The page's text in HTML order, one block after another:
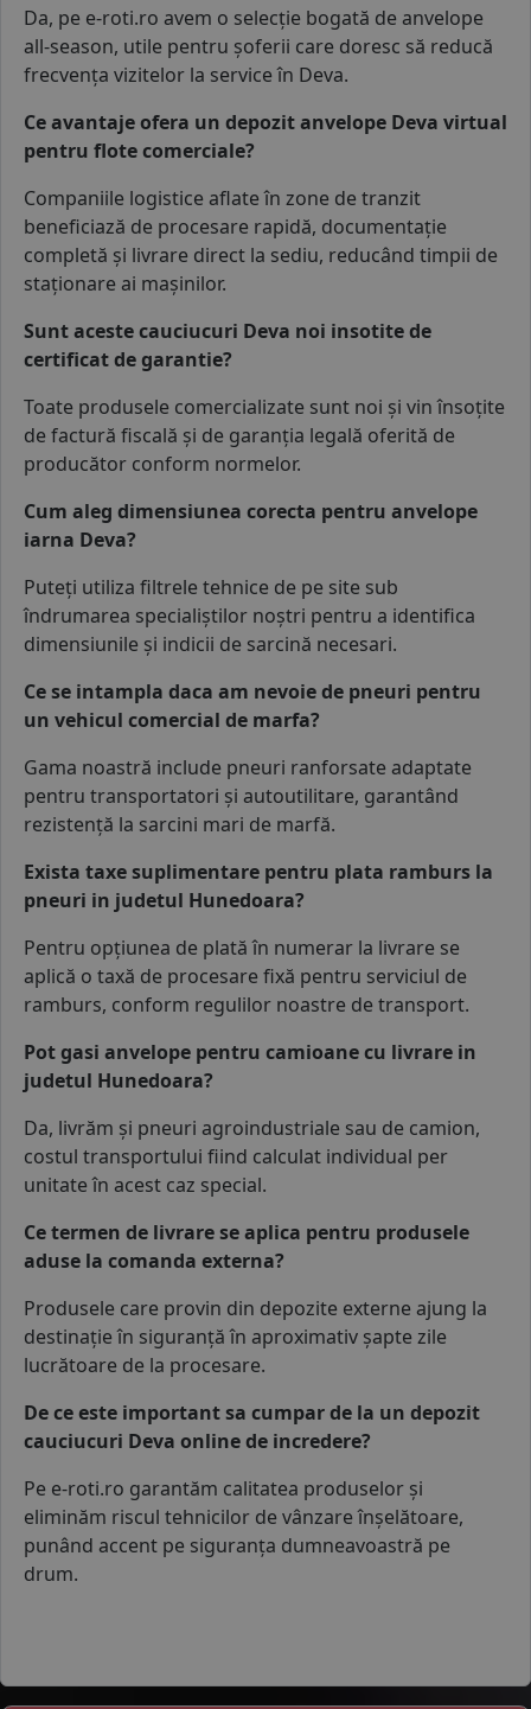
Da, pe e-roti.ro avem o selecție bogată de anvelope
all-season, utile pentru șoferii care doresc să reducă
frecvența vizitelor la service în Deva.
Ce avantaje ofera un depozit anvelope Deva virtual
pentru flote comerciale?
Companiile logistice aflate în zone de tranzit
beneficiază de procesare rapidă, documentație
completă și livrare direct la sediu, reducând timpii de
staționare ai mașinilor.
Sunt aceste cauciucuri Deva noi insotite de
certificat de garantie?
Toate produsele comercializate sunt noi și vin însoțite
de factură fiscală și de garanția legală oferită de
producător conform normelor.
Cum aleg dimensiunea corecta pentru anvelope
iarna Deva?
Puteți utiliza filtrele tehnice de pe site sub
îndrumarea specialiștilor noștri pentru a identifica
dimensiunile și indicii de sarcină necesari.
Ce se intampla daca am nevoie de pneuri pentru
un vehicul comercial de marfa?
Gama noastră include pneuri ranforsate adaptate
pentru transportatori și autoutilitare, garantând
rezistență la sarcini mari de marfă.
Exista taxe suplimentare pentru plata ramburs la
pneuri in judetul Hunedoara?
Pentru opțiunea de plată în numerar la livrare se
aplică o taxă de procesare fixă pentru serviciul de
ramburs, conform regulilor noastre de transport.
Pot gasi anvelope pentru camioane cu livrare in
judetul Hunedoara?
Da, livrăm și pneuri agroindustriale sau de camion,
costul transportului fiind calculat individual per
unitate în acest caz special.
Ce termen de livrare se aplica pentru produsele
aduse la comanda externa?
Produsele care provin din depozite externe ajung la
destinație în siguranță în aproximativ șapte zile
lucrătoare de la procesare.
De ce este important sa cumpar de la un depozit
cauciucuri Deva online de incredere?
Pe e-roti.ro garantăm calitatea produselor și
eliminăm riscul tehnicilor de vânzare înșelătoare,
punând accent pe siguranța dumneavoastră pe
drum.